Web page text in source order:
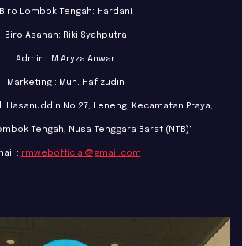
Biro Lombok Tengah: Hardani
Biro Asahan: Riki Syahputra
Admin : M Aryza Anwar
Marketing : Muh. Hafizudin
Hasanuddin No.27, Leneng, Kecamatan Praya,
Tengah, Nusa Tenggara Barat (NTB)"
: rmwebofficial@gmail.com